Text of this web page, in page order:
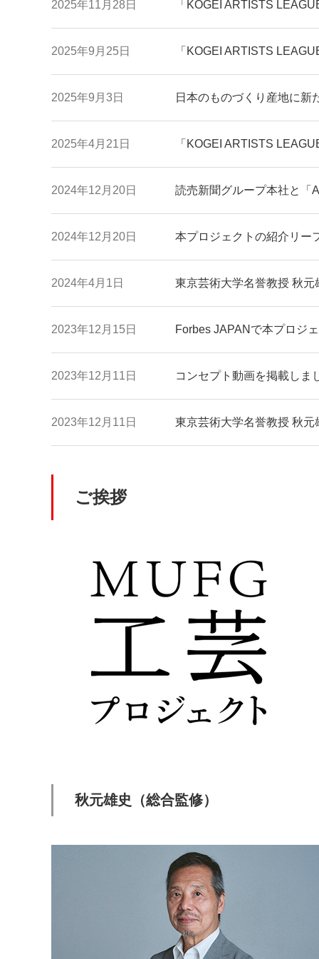
2025年11月28日 「KOGEI ARTISTS
2025年9月25日 「KOGEI ARTISTS
2025年9月3日 日本のものづくり産地に
2025年4月21日 「KOGEI ARTISTS
2024年12月20日 読売新聞グループ本社と「
2024年12月20日 本プロジェクトの紹介リー
2024年4月1日 東京芸術大学名誉教授 秋
2023年12月15日 Forbes JAPANで本プロジ
2023年12月11日 コンセプト動画を掲載しま
2023年12月11日 東京芸術大学名誉教授 秋
ご挨拶
秋元雄史（総合監修）